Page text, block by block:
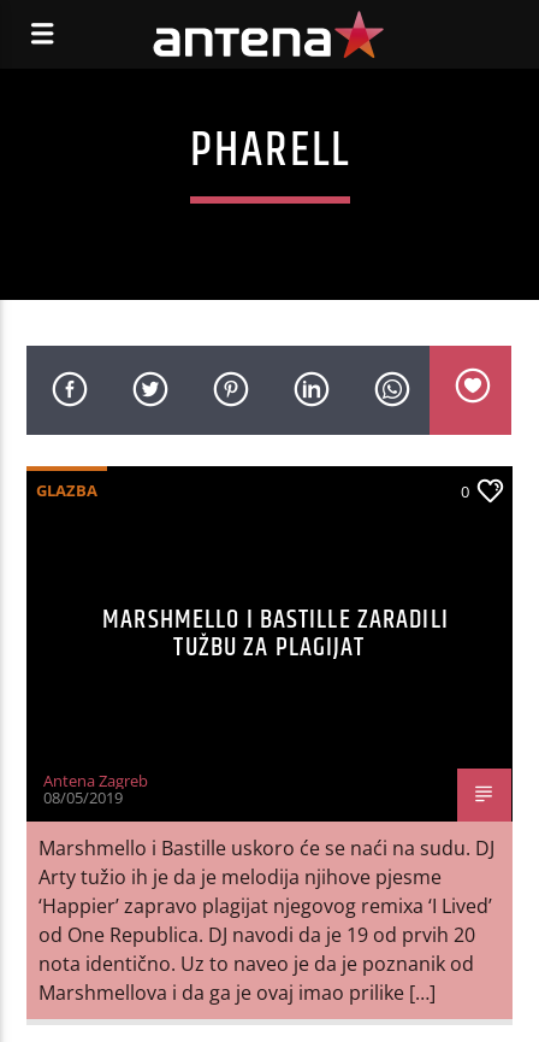
PHARELL
GLAZBA 0
MARSHMELLO I BASTILLE ZARADILI
TUŽBU ZA PLAGIJAT
Antena Zagreb
08/05/2019
Marshmello i Bastille uskoro će se naći na sudu. DJ
Arty tužio ih je da je melodija njihove pjesme
‘Happier’ zapravo plagijat njegovog remixa ‘I Lived’
od One Republica. DJ navodi da je 19 od prvih 20
nota identično. Uz to naveo je da je poznanik od
Marshmellova i da ga je ovaj imao prilike […]